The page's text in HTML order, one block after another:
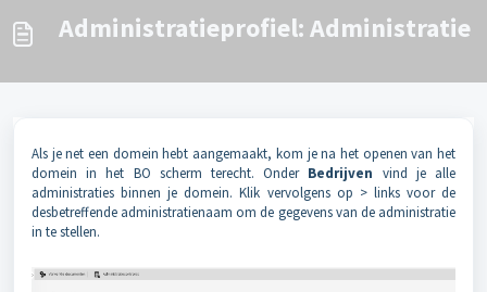
Administratieprofiel: Administratie
Als je net een domein hebt aangemaakt, kom je na het openen van het
domein in het BO scherm terecht. Onder Bedrijven vind je alle
administraties binnen je domein. Klik vervolgens op > links voor de
desbetreffende administratienaam om de gegevens van de administratie
in te stellen.